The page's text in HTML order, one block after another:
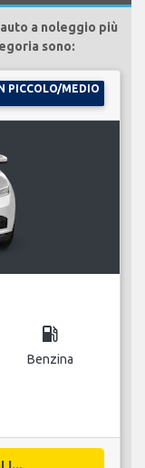
a noleggio più
sono:
PICCOLO/MEDIO
local_gas_station
Benzina